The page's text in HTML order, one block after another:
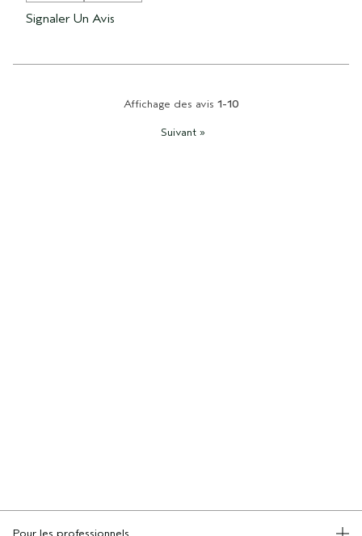
Signaler Un Avis
Affichage des avis 1-10
Suivant »
Pour les professionnels